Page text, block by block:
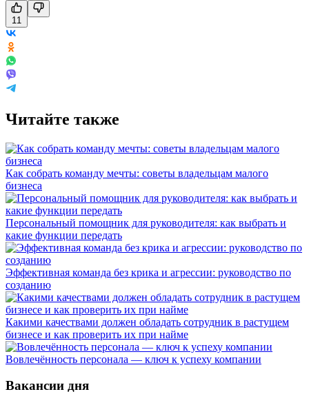
11
Читайте также
Как собрать команду мечты: советы владельцам малого
бизнеса
Персональный помощник для руководителя: как выбрать и
какие функции передать
Эффективная команда без крика и агрессии: руководство по
созданию
Какими качествами должен обладать сотрудник в растущем
бизнесе и как проверить их при найме
Вовлечённость персонала — ключ к успеху компании
Вакансии дня